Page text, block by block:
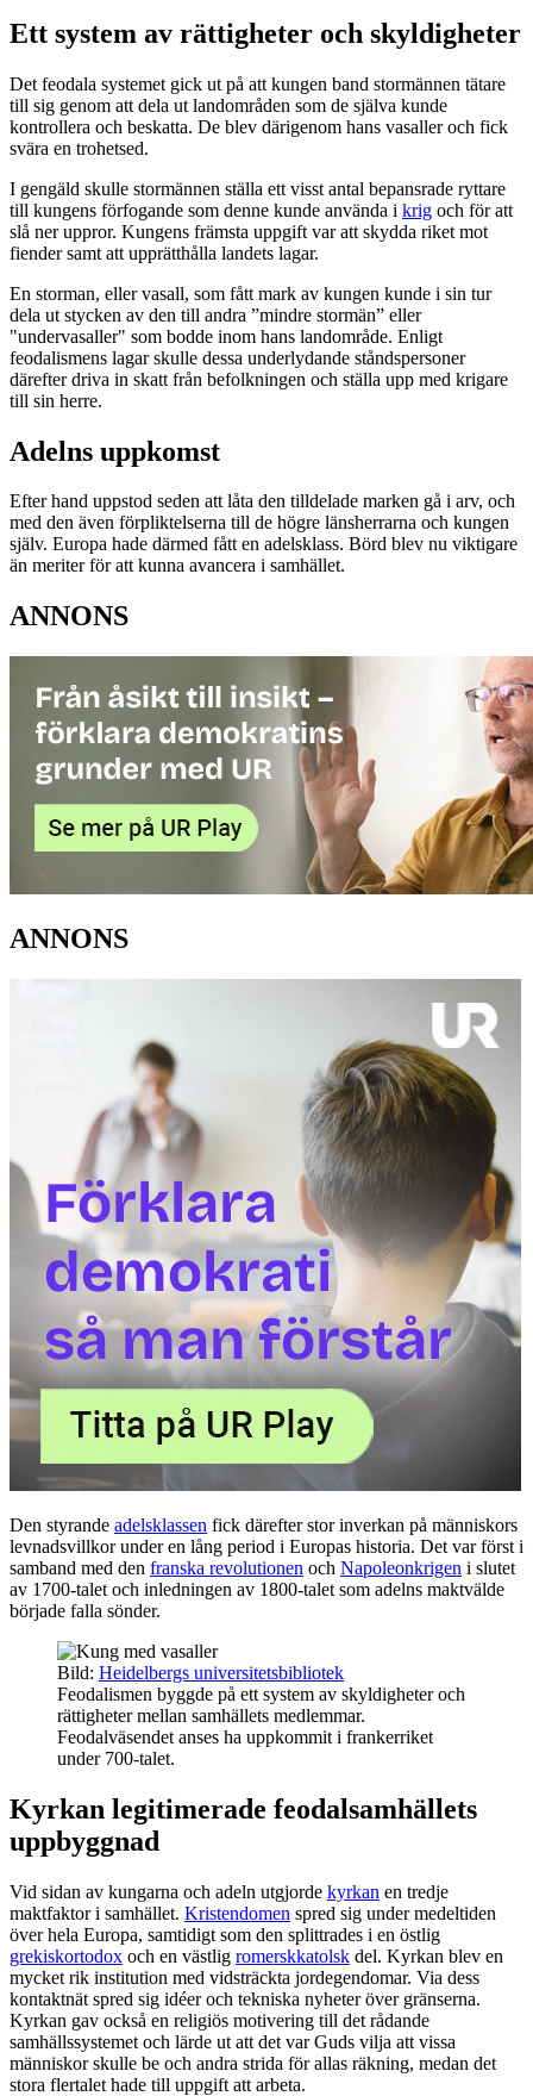
Ett system av rättigheter och skyldigheter
Det feodala systemet gick ut på att kungen band stormännen tätare
till sig genom att dela ut landområden som de själva kunde
kontrollera och beskatta. De blev därigenom hans vasaller och fick
svära en trohetsed.
I gengäld skulle stormännen ställa ett visst antal bepansrade ryttare
till kungens förfogande som denne kunde använda i krig och för att
slå ner uppror. Kungens främsta uppgift var att skydda riket mot
fiender samt att upprätthålla landets lagar.
En storman, eller vasall, som fått mark av kungen kunde i sin tur
dela ut stycken av den till andra ”mindre stormän” eller
"undervasaller" som bodde inom hans landområde. Enligt
feodalismens lagar skulle dessa underlydande ståndspersoner
därefter driva in skatt från befolkningen och ställa upp med krigare
till sin herre.
Adelns uppkomst
Efter hand uppstod seden att låta den tilldelade marken gå i arv, och
med den även förpliktelserna till de högre länsherrarna och kungen
själv. Europa hade därmed fått en adelsklass. Börd blev nu viktigare
än meriter för att kunna avancera i samhället.
ANNONS
ANNONS
Den styrande adelsklassen fick därefter stor inverkan på människors
levnadsvillkor under en lång period i Europas historia. Det var först i
samband med den franska revolutionen och Napoleonkrigen i slutet
av 1700-talet och inledningen av 1800-talet som adelns maktvälde
började falla sönder.
Bild: Heidelbergs universitetsbibliotek
Feodalismen byggde på ett system av skyldigheter och
rättigheter mellan samhällets medlemmar.
Feodalväsendet anses ha uppkommit i frankerriket
under 700-talet.
Kyrkan legitimerade feodalsamhällets
uppbyggnad
Vid sidan av kungarna och adeln utgjorde kyrkan en tredje
maktfaktor i samhället. Kristendomen spred sig under medeltiden
över hela Europa, samtidigt som den splittrades i en östlig
grekiskortodox och en västlig romerskkatolsk del. Kyrkan blev en
mycket rik institution med vidsträckta jordegendomar. Via dess
kontaktnät spred sig idéer och tekniska nyheter över gränserna.
Kyrkan gav också en religiös motivering till det rådande
samhällssystemet och lärde ut att det var Guds vilja att vissa
människor skulle be och andra strida för allas räkning, medan det
stora flertalet hade till uppgift att arbeta.